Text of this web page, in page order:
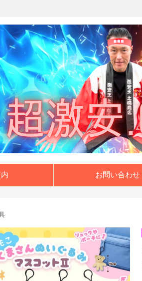
お問い合わせ